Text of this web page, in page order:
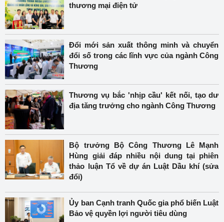
thương mại điện tử
Đổi mới sản xuất thông minh và chuyển
đổi số trong các lĩnh vực của ngành Công
Thương
Thương vụ bắc 'nhịp cầu' kết nối, tạo dư
địa tăng trưởng cho ngành Công Thương
Bộ trưởng Bộ Công Thương Lê Mạnh
Hùng giải đáp nhiều nội dung tại phiên
thảo luận Tổ về dự án Luật Dầu khí (sửa
đổi)
Ủy ban Cạnh tranh Quốc gia phổ biến Luật
Bảo vệ quyền lợi người tiêu dùng